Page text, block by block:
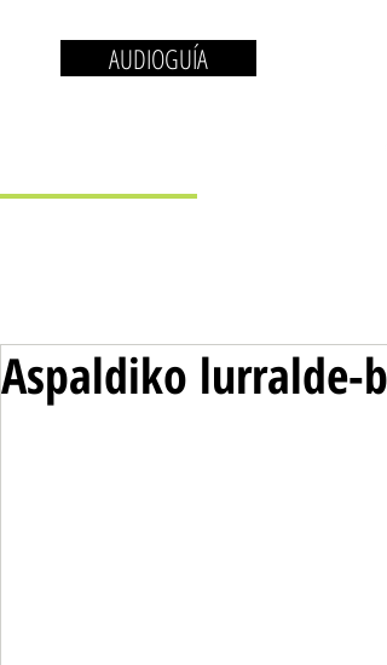
AUDIOGUÍA
Aspaldiko lurralde-